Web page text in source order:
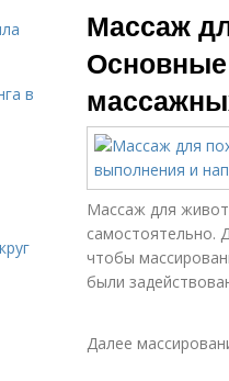
Массаж
Массаж для
самостоятельно.
чтобы
были
Далее
в